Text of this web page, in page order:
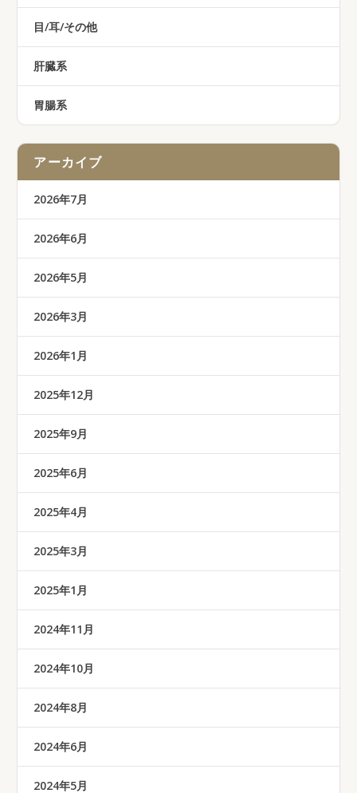
目/耳/その他
肝臓系
胃腸系
アーカイブ
2026年7月
2026年6月
2026年5月
2026年3月
2026年1月
2025年12月
2025年9月
2025年6月
2025年4月
2025年3月
2025年1月
2024年11月
2024年10月
2024年8月
2024年6月
2024年5月